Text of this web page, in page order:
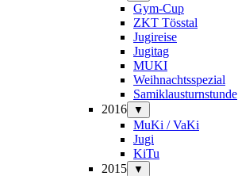
Gym-Cup
ZKT Tösstal
Jugireise
Jugitag
MUKI
Weihnachtsspezial
Samiklausturnstunde
2016
▼
MuKi / VaKi
Jugi
KiTu
2015
▼